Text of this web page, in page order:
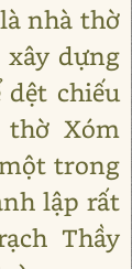
nhà thờ
xây dựng
chiếu
Xóm
trong
lập rất
Thầy